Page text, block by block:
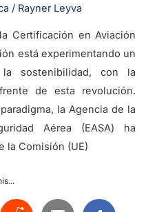
/ Rayner Leyva
Certificación en Aviación
está experimentando un
la sostenibilidad, con la
de esta revolución.
la Agencia de la
Aérea (EASA) ha
la Comisión (UE)